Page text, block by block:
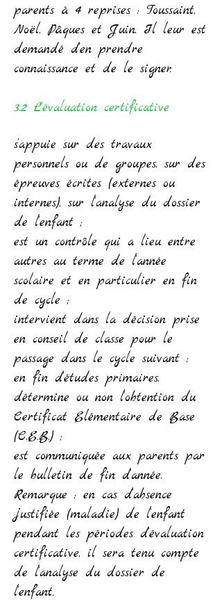
parents à 4 reprises : Toussaint,
Noël, Pâques et Juin. Il leur est
demandé d’en prendre
connaissance et de le signer.
3.2 L’évaluation certificative
s’appuie sur des travaux
personnels ou de groupes, sur des
épreuves écrites (externes ou
internes), sur l’analyse du dossier
de l’enfant ;
est un contrôle qui a lieu entre
autres au terme de l’année
scolaire et en particulier en fin
de cycle ;
intervient dans la décision prise
en conseil de classe pour le
passage dans le cycle suivant ;
en fin d’études primaires,
détermine ou non l’obtention du
Certificat Elémentaire de Base
(C.E.B.) ;
est communiquée aux parents par
le bulletin de fin d’année.
Remarque : en cas d’absence
justifiée (maladie) de l’enfant
pendant les périodes d’évaluation
certificative, il sera tenu compte
de l’analyse du dossier de
l’enfant.